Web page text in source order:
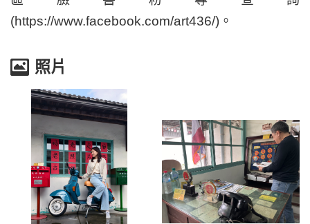
(https://www.facebook.com/art436/)。
照片